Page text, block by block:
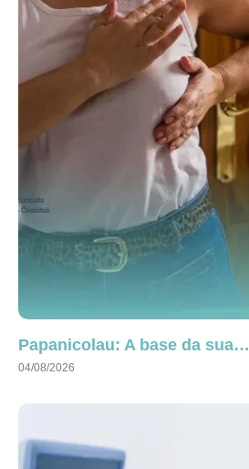
Papanicolau: A base da sua…
04/08/2026